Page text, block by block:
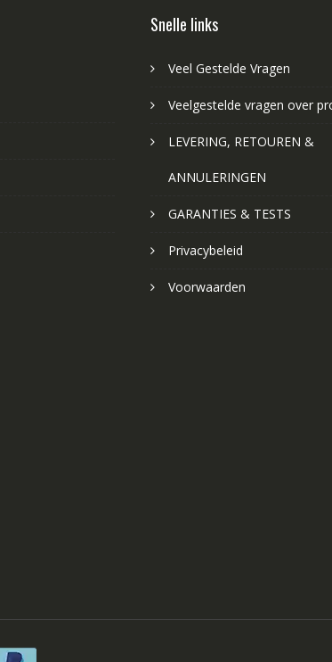
Snelle links
Veel Gestelde Vragen
Veelgestelde vragen over
LEVERING, RETOUREN &
ANNULERINGEN
GARANTIES & TESTS
Privacybeleid
Voorwaarden